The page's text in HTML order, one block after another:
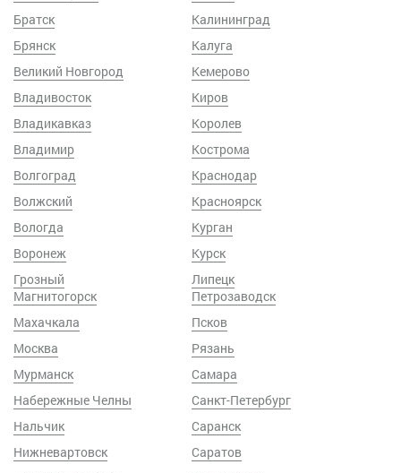
Братск
Брянск
Великий Новгород
Владивосток
Владикавказ
Владимир
Волгоград
Волжский
Вологда
Воронеж
Грозный
Калининград
Калуга
Кемерово
Киров
Королев
Кострома
Краснодар
Красноярск
Курган
Курск
Липецк
Магнитогорск
Махачкала
Москва
Мурманск
Набережные Челны
Нальчик
Нижневартовск
Петрозаводск
Псков
Рязань
Самара
Санкт-Петербург
Саранск
Саратов